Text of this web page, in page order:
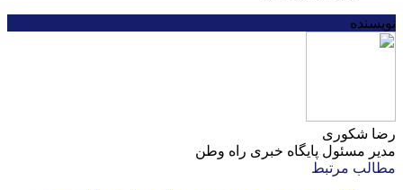
نویسنده
رضا شکوری
مدیر مسئول پایگاه خبری راه وطن
مطالب مرتبط